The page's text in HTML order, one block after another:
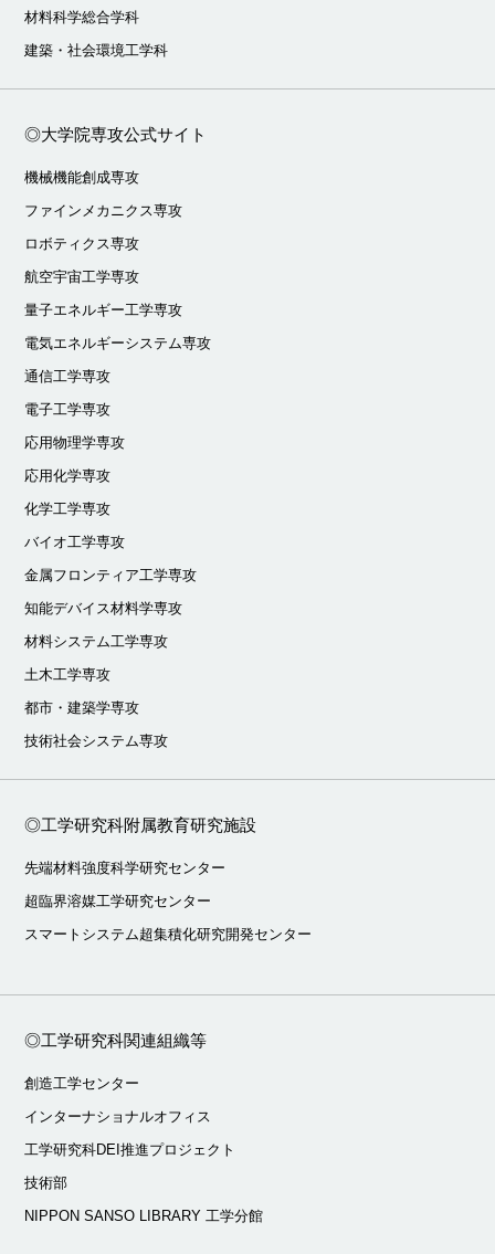
材料科学総合学科
建築・社会環境工学科
◎大学院専攻公式サイト
機械機能創成専攻
ファインメカニクス専攻
ロボティクス専攻
航空宇宙工学専攻
量子エネルギー工学専攻
電気エネルギーシステム専攻
通信工学専攻
電子工学専攻
応用物理学専攻
応用化学専攻
化学工学専攻
バイオ工学専攻
金属フロンティア工学専攻
知能デバイス材料学専攻
材料システム工学専攻
土木工学専攻
都市・建築学専攻
技術社会システム専攻
◎工学研究科附属教育研究施設
先端材料強度科学研究センター
超臨界溶媒工学研究センター
スマートシステム超集積化研究開発センター
◎工学研究科関連組織等
創造工学センター
インターナショナルオフィス
工学研究科DEI推進プロジェクト
技術部
NIPPON SANSO LIBRARY 工学分館